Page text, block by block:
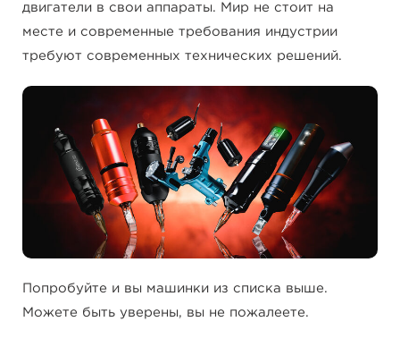
двигатели в свои аппараты. Мир не стоит на
месте и современные требования индустрии
требуют современных технических решений.
Попробуйте и вы машинки из списка выше.
Можете быть уверены, вы не пожалеете.